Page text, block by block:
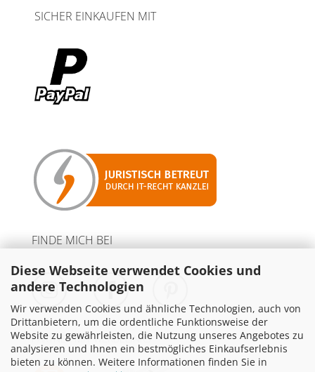
Diese Webseite verwendet Cookies und
andere Technologien
Wir verwenden Cookies und ähnliche Technologien, auch von
Drittanbietern, um die ordentliche Funktionsweise der
Website zu gewährleisten, die Nutzung unseres Angebotes zu
analysieren und Ihnen ein bestmögliches Einkaufserlebnis
bieten zu können. Weitere Informationen finden Sie in
SICHER EINKAUFEN MIT
FINDE MICH BEI
PARTNER MIT WERBELINKS